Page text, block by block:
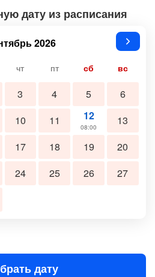
дату из расписания
2026
чт пт сб вс
3 4 5
6
10 11 12
08:00
13
17 18 19
20
24 25 26
27
дату